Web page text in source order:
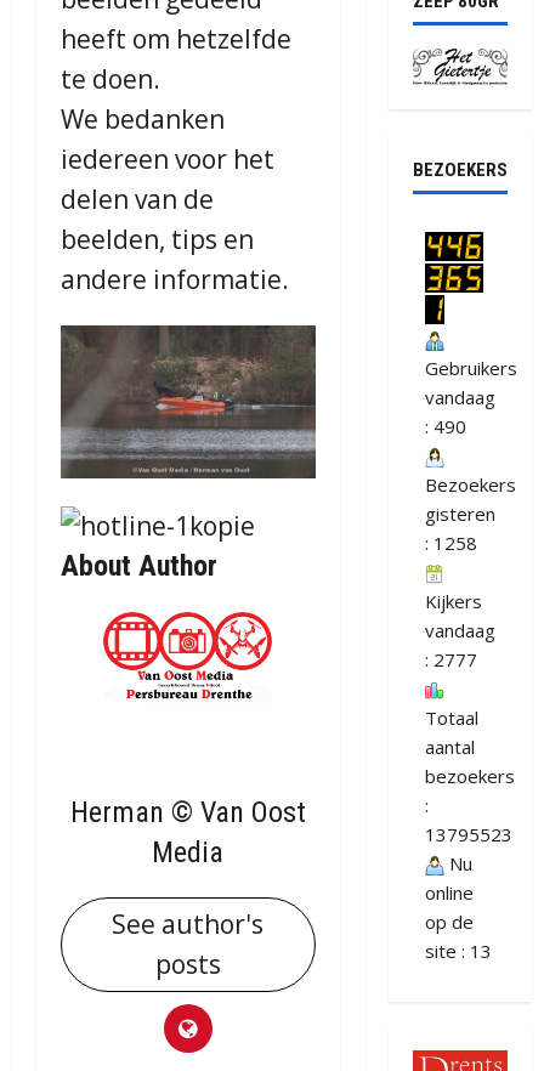
heeft om hetzelfde
te doen.
We bedanken
iedereen voor het
delen van de
beelden, tips en
andere informatie.
About Author
Herman © Van Oost
Media
See author's
posts
BEZOEKERS
Gebruikers
vandaag
: 490
Bezoekers
gisteren
: 1258
Kijkers
vandaag
: 2777
Totaal
aantal
bezoekers
:
13795523
Nu
online
op de
site : 13